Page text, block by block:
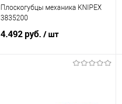
Плоскогубцы механика KNIPEX
3835200
4.492 руб. / шт